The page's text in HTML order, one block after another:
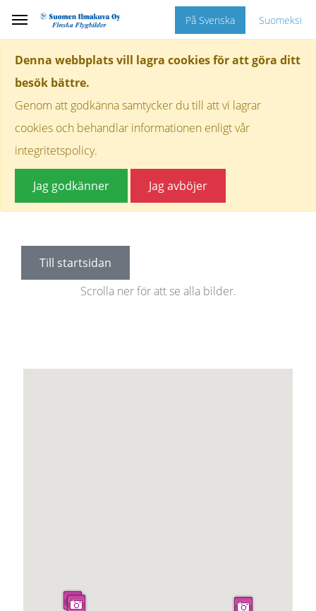
Denna webbplats vill lagra cookies för att göra ditt
besök bättre.
Genom att godkänna samtycker du till att vi lagrar
cookies och behandlar informationen enligt vår
integritetspolicy.
Jag godkänner Jag avböjer
På Svenska Suomeksi
Till startsidan
Scrolla ner för att se alla bilder.